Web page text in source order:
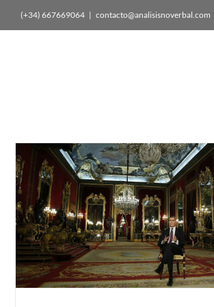
(+34) 667669064 | contacto@analisisnoverbal.com